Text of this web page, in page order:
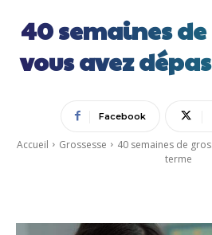
40 semaines de
vous avez
Facebook
Accueil Grossesse
40 semaines de
terme